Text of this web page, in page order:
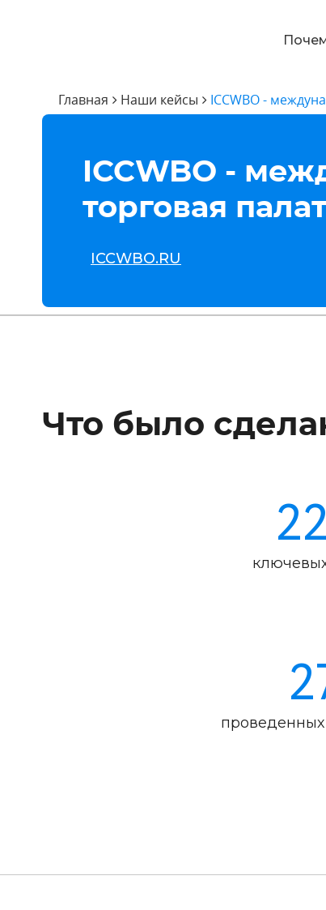
Главная Наши кейсы ICCWBO -
Вывели
ICCWBO -
торговая
ICCWBO.RU
Что было
проведенных